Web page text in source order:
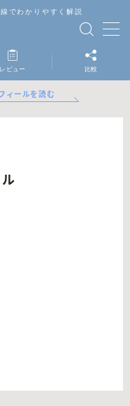
でわかりやすく解説
レビュー 比較
ィールを読む